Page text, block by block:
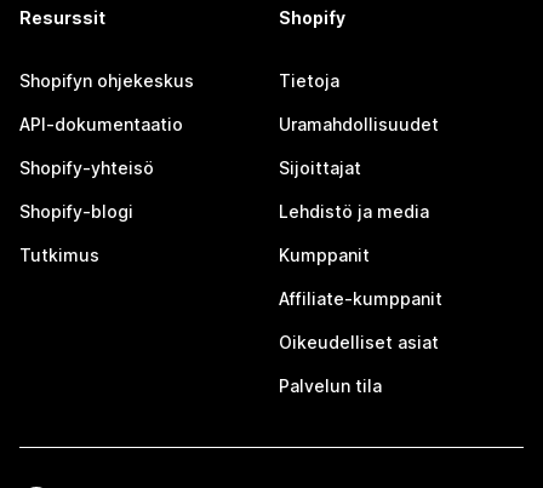
Resurssit
Shopifyn ohjekeskus
API-dokumentaatio
Shopify-yhteisö
Shopify-blogi
Tutkimus
Shopify
Tietoja
Uramahdollisuudet
Sijoittajat
Lehdistö ja media
Kumppanit
Affiliate-kumppanit
Oikeudelliset asiat
Palvelun tila